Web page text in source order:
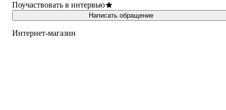
Поучаствовать в интервью
Написать обращение
Интернет-магазин